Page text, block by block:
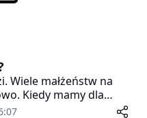
Wiele małżeństw na
Kiedy mamy dla
siebie poznać i